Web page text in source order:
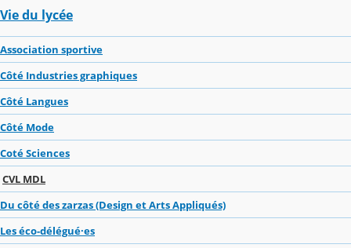
Vie du lycée
Association sportive
Côté Industries graphiques
Côté Langues
Côté Mode
Coté Sciences
CVL MDL
Du côté des zarzas (Design et Arts Appliqués)
Les éco-délégué·es